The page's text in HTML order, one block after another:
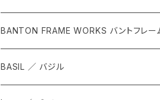
BANTON FRAME WORKS バントフレー
BASIL ／ バジル